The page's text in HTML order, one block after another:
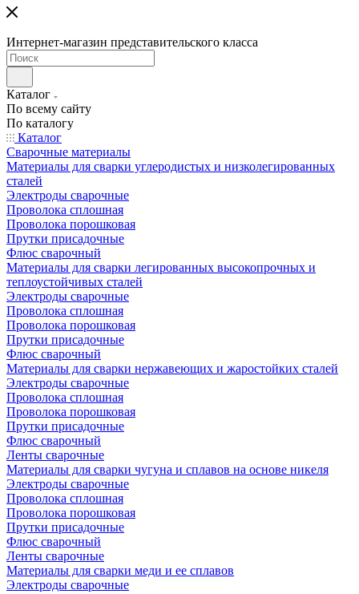
Интернет-магазин представительского класса
Каталог
По всему сайту
По каталогу
Каталог
Сварочные материалы
Материалы для сварки углеродистых и низколегированных
сталей
Электроды сварочные
Проволока сплошная
Проволока порошковая
Прутки присадочные
Флюс сварочный
Материалы для сварки легированных высокопрочных и
теплоустойчивых сталей
Электроды сварочные
Проволока сплошная
Проволока порошковая
Прутки присадочные
Флюс сварочный
Материалы для сварки нержавеющих и жаростойких сталей
Электроды сварочные
Проволока сплошная
Проволока порошковая
Прутки присадочные
Флюс сварочный
Ленты сварочные
Материалы для сварки чугуна и сплавов на основе никеля
Электроды сварочные
Проволока сплошная
Проволока порошковая
Прутки присадочные
Флюс сварочный
Ленты сварочные
Материалы для сварки меди и ее сплавов
Электроды сварочные